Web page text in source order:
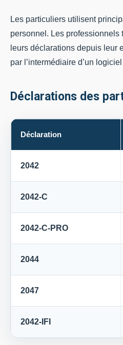
Les particuliers utilisent
personnel. Les professionnels
leurs déclarations depuis leur
par l’intermédiaire d’un
Déclarations des
Déclaration
2042
2042-C
2042-C-PRO
2044
2047
2042-IFI